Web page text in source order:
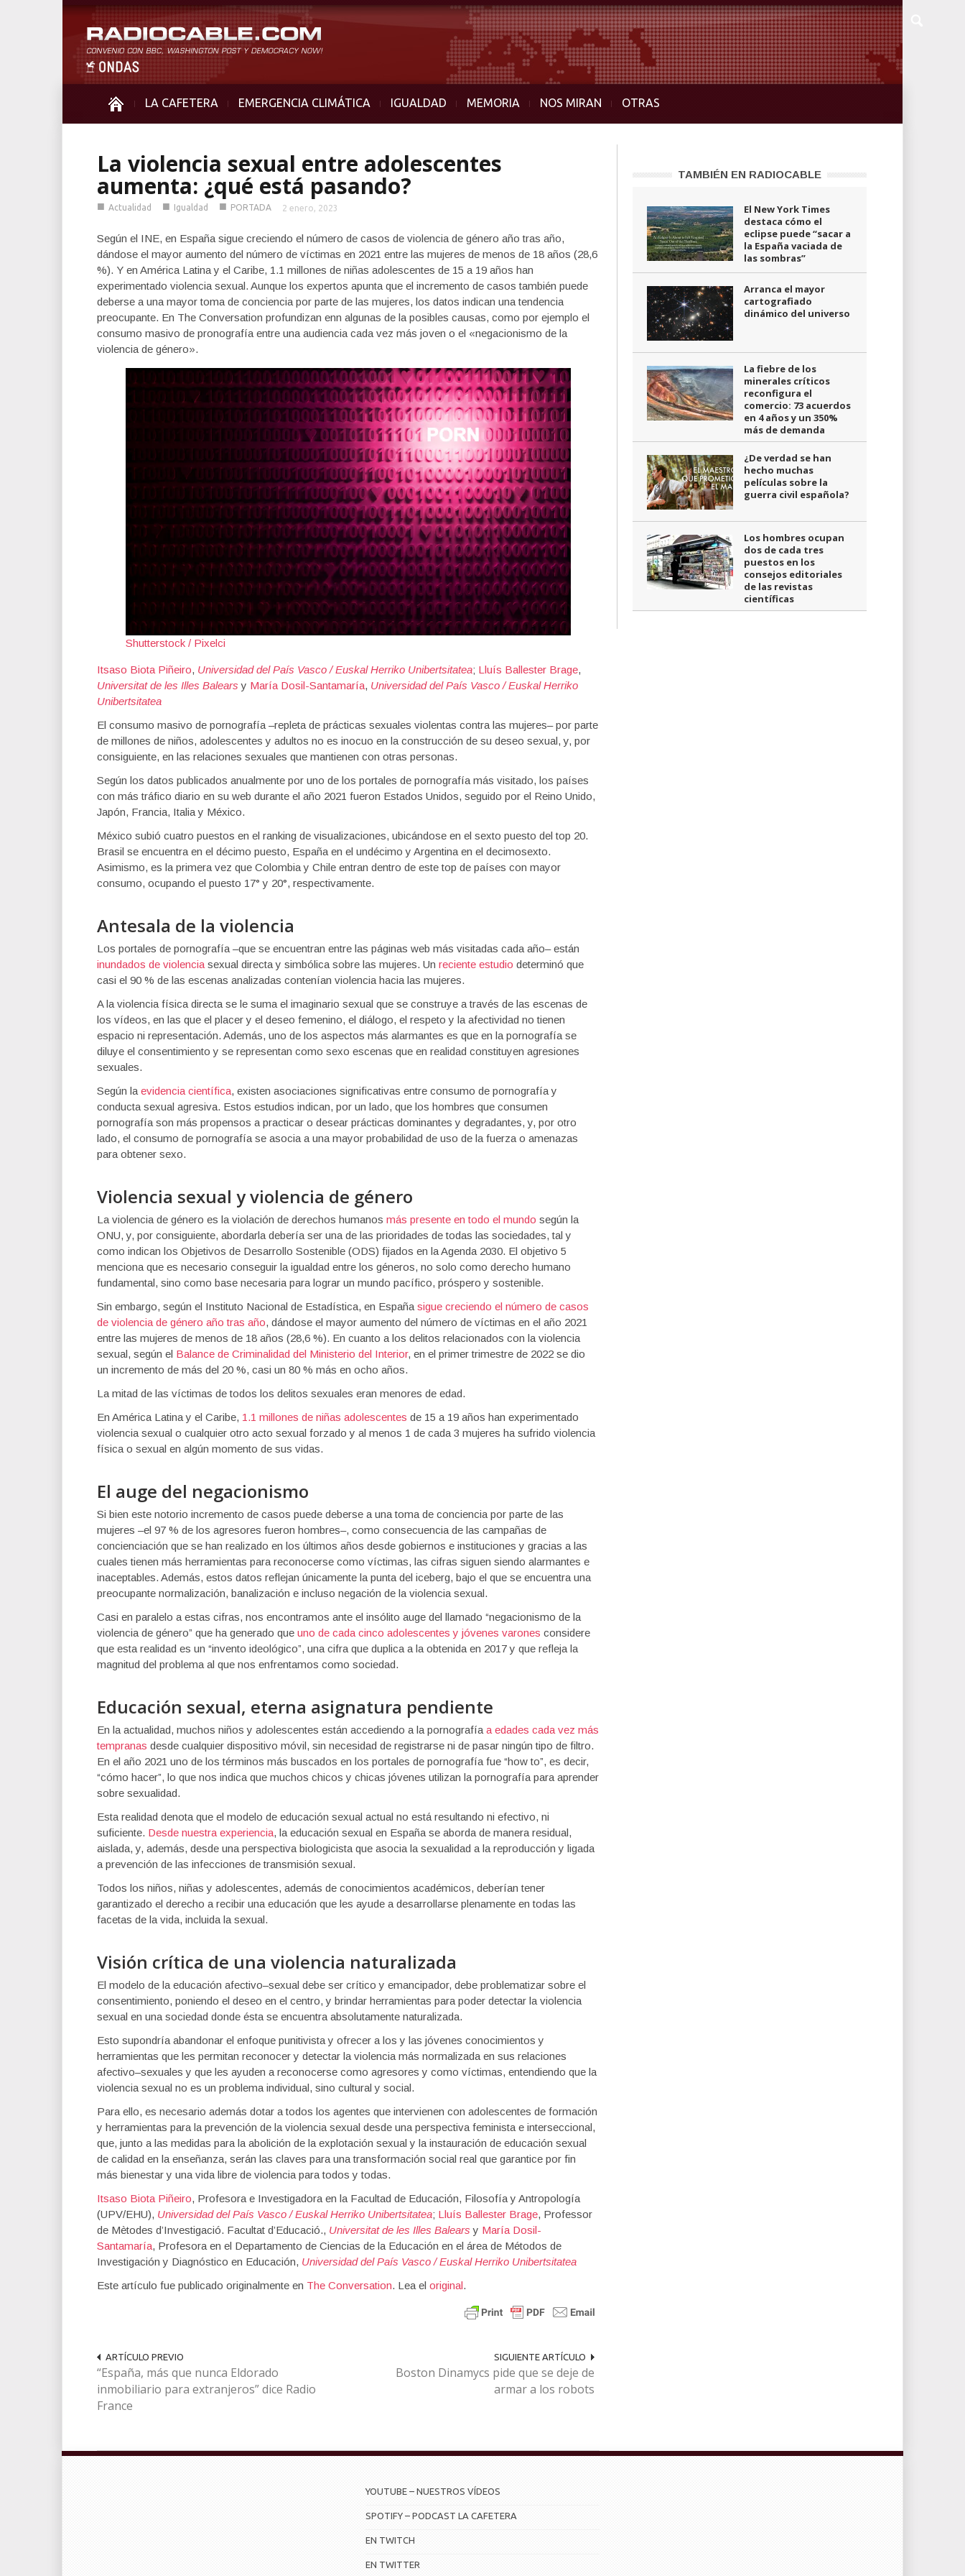
LA CAFETERA EMERGENCIA CLIMÁTICA IGUALDAD MEMORIA NOS MIRAN OTRAS
La violencia sexual entre adolescentes
aumenta: ¿qué está pasando?
■ Actualidad ■ Igualdad ■ PORTADA 2 enero, 2023
Según el INE, en España sigue creciendo el número de casos de violencia de género año tras año,
dándose el mayor aumento del número de víctimas en 2021 entre las mujeres de menos de 18 años (28,6
%). Y en América Latina y el Caribe, 1.1 millones de niñas adolescentes de 15 a 19 años han
experimentado violencia sexual. Aunque los expertos apunta que el incremento de casos también puede
deberse a una mayor toma de conciencia por parte de las mujeres, los datos indican una tendencia
preocupante. En The Conversation profundizan enn algunas de la posibles causas, como por ejemplo el
consumo masivo de pronografía entre una audiencia cada vez más joven o el «negacionismo de la
violencia de género».
Shutterstock / Pixelci
Itsaso Biota Piñeiro, Universidad del País Vasco / Euskal Herriko Unibertsitatea; Lluís Ballester Brage,
Universitat de les Illes Balears y María Dosil-Santamaría, Universidad del País Vasco / Euskal Herriko
Unibertsitatea
El consumo masivo de pornografía –repleta de prácticas sexuales violentas contra las mujeres– por parte
de millones de niños, adolescentes y adultos no es inocuo en la construcción de su deseo sexual, y, por
consiguiente, en las relaciones sexuales que mantienen con otras personas.
Según los datos publicados anualmente por uno de los portales de pornografía más visitado, los países
con más tráfico diario en su web durante el año 2021 fueron Estados Unidos, seguido por el Reino Unido,
Japón, Francia, Italia y México.
México subió cuatro puestos en el ranking de visualizaciones, ubicándose en el sexto puesto del top 20.
Brasil se encuentra en el décimo puesto, España en el undécimo y Argentina en el decimosexto.
Asimismo, es la primera vez que Colombia y Chile entran dentro de este top de países con mayor
consumo, ocupando el puesto 17° y 20°, respectivamente.
Antesala de la violencia
Los portales de pornografía –que se encuentran entre las páginas web más visitadas cada año– están
inundados de violencia sexual directa y simbólica sobre las mujeres. Un reciente estudio determinó que
casi el 90 % de las escenas analizadas contenían violencia hacia las mujeres.
A la violencia física directa se le suma el imaginario sexual que se construye a través de las escenas de
los vídeos, en las que el placer y el deseo femenino, el diálogo, el respeto y la afectividad no tienen
espacio ni representación. Además, uno de los aspectos más alarmantes es que en la pornografía se
diluye el consentimiento y se representan como sexo escenas que en realidad constituyen agresiones
sexuales.
Según la evidencia científica, existen asociaciones significativas entre consumo de pornografía y
conducta sexual agresiva. Estos estudios indican, por un lado, que los hombres que consumen
pornografía son más propensos a practicar o desear prácticas dominantes y degradantes, y, por otro
lado, el consumo de pornografía se asocia a una mayor probabilidad de uso de la fuerza o amenazas
para obtener sexo.
Violencia sexual y violencia de género
La violencia de género es la violación de derechos humanos más presente en todo el mundo según la
ONU, y, por consiguiente, abordarla debería ser una de las prioridades de todas las sociedades, tal y
como indican los Objetivos de Desarrollo Sostenible (ODS) fijados en la Agenda 2030. El objetivo 5
menciona que es necesario conseguir la igualdad entre los géneros, no solo como derecho humano
fundamental, sino como base necesaria para lograr un mundo pacífico, próspero y sostenible.
Sin embargo, según el Instituto Nacional de Estadística, en España sigue creciendo el número de casos
de violencia de género año tras año, dándose el mayor aumento del número de víctimas en el año 2021
entre las mujeres de menos de 18 años (28,6 %). En cuanto a los delitos relacionados con la violencia
sexual, según el Balance de Criminalidad del Ministerio del Interior, en el primer trimestre de 2022 se dio
un incremento de más del 20 %, casi un 80 % más en ocho años.
La mitad de las víctimas de todos los delitos sexuales eran menores de edad.
En América Latina y el Caribe, 1.1 millones de niñas adolescentes de 15 a 19 años han experimentado
violencia sexual o cualquier otro acto sexual forzado y al menos 1 de cada 3 mujeres ha sufrido violencia
física o sexual en algún momento de sus vidas.
El auge del negacionismo
Si bien este notorio incremento de casos puede deberse a una toma de conciencia por parte de las
mujeres –el 97 % de los agresores fueron hombres–, como consecuencia de las campañas de
concienciación que se han realizado en los últimos años desde gobiernos e instituciones y gracias a las
cuales tienen más herramientas para reconocerse como víctimas, las cifras siguen siendo alarmantes e
inaceptables. Además, estos datos reflejan únicamente la punta del iceberg, bajo el que se encuentra una
preocupante normalización, banalización e incluso negación de la violencia sexual.
Casi en paralelo a estas cifras, nos encontramos ante el insólito auge del llamado “negacionismo de la
violencia de género” que ha generado que uno de cada cinco adolescentes y jóvenes varones considere
que esta realidad es un “invento ideológico”, una cifra que duplica a la obtenida en 2017 y que refleja la
magnitud del problema al que nos enfrentamos como sociedad.
Educación sexual, eterna asignatura pendiente
En la actualidad, muchos niños y adolescentes están accediendo a la pornografía a edades cada vez más
tempranas desde cualquier dispositivo móvil, sin necesidad de registrarse ni de pasar ningún tipo de filtro.
En el año 2021 uno de los términos más buscados en los portales de pornografía fue “how to”, es decir,
“cómo hacer”, lo que nos indica que muchos chicos y chicas jóvenes utilizan la pornografía para aprender
sobre sexualidad.
Esta realidad denota que el modelo de educación sexual actual no está resultando ni efectivo, ni
suficiente. Desde nuestra experiencia, la educación sexual en España se aborda de manera residual,
aislada, y, además, desde una perspectiva biologicista que asocia la sexualidad a la reproducción y ligada
a prevención de las infecciones de transmisión sexual.
Todos los niños, niñas y adolescentes, además de conocimientos académicos, deberían tener
garantizado el derecho a recibir una educación que les ayude a desarrollarse plenamente en todas las
facetas de la vida, incluida la sexual.
Visión crítica de una violencia naturalizada
El modelo de la educación afectivo–sexual debe ser crítico y emancipador, debe problematizar sobre el
consentimiento, poniendo el deseo en el centro, y brindar herramientas para poder detectar la violencia
sexual en una sociedad donde ésta se encuentra absolutamente naturalizada.
Esto supondría abandonar el enfoque punitivista y ofrecer a los y las jóvenes conocimientos y
herramientas que les permitan reconocer y detectar la violencia más normalizada en sus relaciones
afectivo–sexuales y que les ayuden a reconocerse como agresores y como víctimas, entendiendo que la
violencia sexual no es un problema individual, sino cultural y social.
Para ello, es necesario además dotar a todos los agentes que intervienen con adolescentes de formación
y herramientas para la prevención de la violencia sexual desde una perspectiva feminista e interseccional,
que, junto a las medidas para la abolición de la explotación sexual y la instauración de educación sexual
de calidad en la enseñanza, serán las claves para una transformación social real que garantice por fin
más bienestar y una vida libre de violencia para todos y todas.
Itsaso Biota Piñeiro, Profesora e Investigadora en la Facultad de Educación, Filosofía y Antropología
(UPV/EHU), Universidad del País Vasco / Euskal Herriko Unibertsitatea; Lluís Ballester Brage, Professor
de Mètodes d’Investigació. Facultat d’Educació., Universitat de les Illes Balears y María Dosil-
Santamaría, Profesora en el Departamento de Ciencias de la Educación en el área de Métodos de
Investigación y Diagnóstico en Educación, Universidad del País Vasco / Euskal Herriko Unibertsitatea
Este artículo fue publicado originalmente en The Conversation. Lea el original.
ARTÍCULO PREVIO
“España, más que nunca Eldorado
inmobiliario para extranjeros” dice Radio
France
SIGUIENTE ARTÍCULO
Boston Dinamycs pide que se deje de
armar a los robots
TAMBIÉN EN RADIOCABLE
El New York Times
destaca cómo el
eclipse puede “sacar a
la España vaciada de
las sombras”
Arranca el mayor
cartografiado
dinámico del universo
La fiebre de los
minerales críticos
reconfigura el
comercio: 73 acuerdos
en 4 años y un 350%
más de demanda
¿De verdad se han
hecho muchas
películas sobre la
guerra civil española?
Los hombres ocupan
dos de cada tres
puestos en los
consejos editoriales
de las revistas
científicas
YOUTUBE – NUESTROS VÍDEOS
SPOTIFY – PODCAST LA CAFETERA
EN TWITCH
EN TWITTER